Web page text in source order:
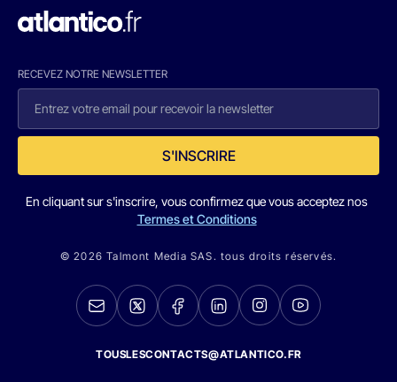
RECEVEZ NOTRE NEWSLETTER
S'INSCRIRE
En cliquant sur s'inscrire, vous confirmez que vous acceptez nos
Termes et Conditions
© 2026 Talmont Media SAS. tous droits réservés.
TOUSLESCONTACTS@ATLANTICO.FR